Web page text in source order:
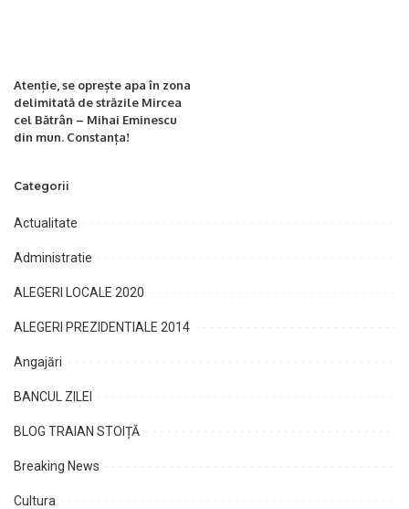
Atenție, se oprește apa în zona
delimitată de străzile Mircea
cel Bătrân – Mihai Eminescu
din mun. Constanța!
Categorii
Actualitate
Administratie
ALEGERI LOCALE 2020
ALEGERI PREZIDENTIALE 2014
Angajări
BANCUL ZILEI
BLOG TRAIAN STOIȚĂ
Breaking News
Cultura